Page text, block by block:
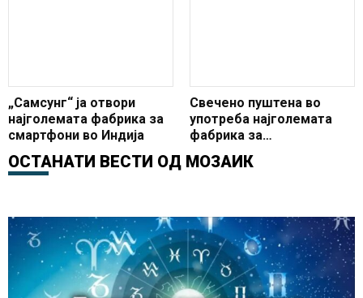
„Самсунг“ ја отвори
најголемата фабрика за
смартфони во Индија
Свечено пуштена во
употреба најголемата
фабрика за
производство на
мобилни телефони во
ОСТАНАТИ ВЕСТИ ОД МОЗАИК